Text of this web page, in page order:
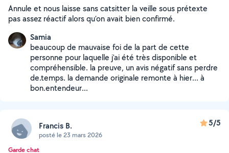
Annule et nous laisse sans catsitter la veille sous prétexte
pas assez réactif alors qu’on avait bien confirmé.
Samia
beaucoup de mauvaise foi de la part de cette
personne pour laquelle j'ai été très disponible et
compréhensible. la preuve, un avis négatif sans perdre
de.temps. la demande originale remonte à hier... à
bon.entendeur...
Francis B.
posté le 23 mars 2026
5/5
Garde chat